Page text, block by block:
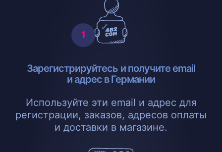
Зарегистрируйтесь и получите email
и адрес в Германии
Используйте эти email и адрес для
регистрации, заказов, адресов оплаты
и доставки в магазине.